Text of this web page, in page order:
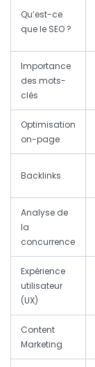
Qu’est-ce
que le SEO ?
Importance
des mots-
clés
Optimisation
on-page
Backlinks
Analyse de
la
concurrence
Expérience
utilisateur
(UX)
Content
Marketing